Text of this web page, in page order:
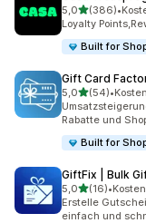
5,0von 5 Sternen
(386)
386 •
Loyalty
Built for
Gift Card
5,0von 5 Sternen
(54)
54 Rezensionen
•
Rabatte und
Built for
GiftFix | Bulk
5,0von 5 Sternen
(16)
16 Rezensionen
•
Erstelle
einfach und